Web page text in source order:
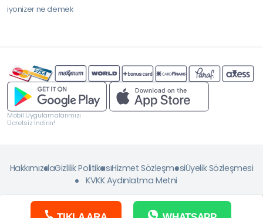
iyonizer ne demek
Mobil Uygulamalarımızı
Ücretsiz İndirin!
HakkımızdaGizlilik PolitikasıHizmet SözleşmesiÜyelik Sözleşmesi
KVKK Aydınlatma Metni